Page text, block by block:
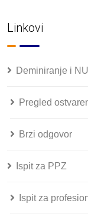
Linkovi
Deminiranje i
Pregled
Brzi odgovor
Ispit za PPZ
Ispit za